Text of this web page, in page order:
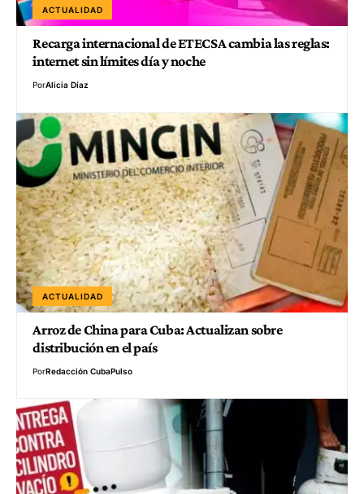
ACTUALIDAD
Recarga internacional de ETECSA cambia las reglas:
internet sin límites día y noche
PorAlicia Díaz
ACTUALIDAD
Arroz de China para Cuba: Actualizan sobre
distribución en el país
PorRedacción CubaPulso